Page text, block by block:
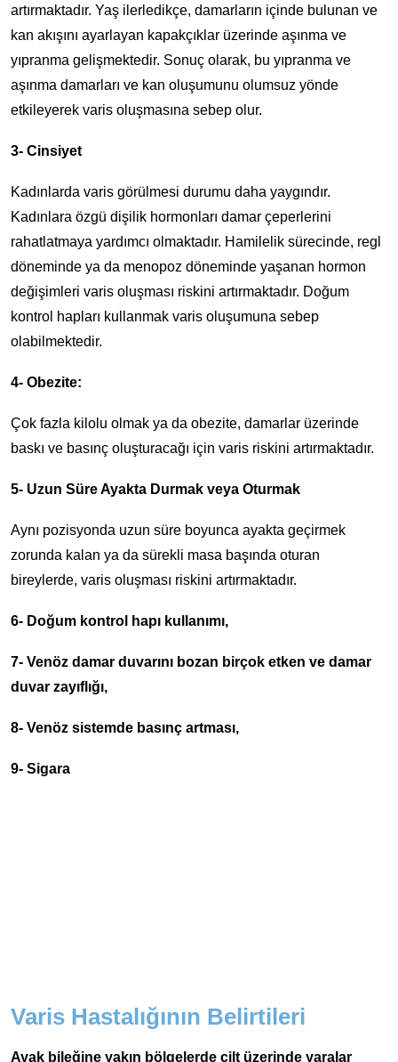
artırmaktadır. Yaş ilerledikçe, damarların içinde bulunan ve
kan akışını ayarlayan kapakçıklar üzerinde aşınma ve
yıpranma gelişmektedir. Sonuç olarak, bu yıpranma ve
aşınma damarları ve kan oluşumunu olumsuz yönde
etkileyerek varis oluşmasına sebep olur.
3- Cinsiyet
Kadınlarda varis görülmesi durumu daha yaygındır.
Kadınlara özgü dişilik hormonları damar çeperlerini
rahatlatmaya yardımcı olmaktadır. Hamilelik sürecinde, regl
döneminde ya da menopoz döneminde yaşanan hormon
değişimleri varis oluşması riskini artırmaktadır. Doğum
kontrol hapları kullanmak varis oluşumuna sebep
olabilmektedir.
4- Obezite:
Çok fazla kilolu olmak ya da obezite, damarlar üzerinde
baskı ve basınç oluşturacağı için varis riskini artırmaktadır.
5- Uzun Süre Ayakta Durmak veya Oturmak
Aynı pozisyonda uzun süre boyunca ayakta geçirmek
zorunda kalan ya da sürekli masa başında oturan
bireylerde, varis oluşması riskini artırmaktadır.
6- Doğum kontrol hapı kullanımı,
7- Venöz damar duvarını bozan birçok etken ve damar
duvar zayıflığı,
8- Venöz sistemde basınç artması,
9- Sigara
Varis Hastalığının Belirtileri
Ayak bileğine yakın bölgelerde cilt üzerinde yaralar